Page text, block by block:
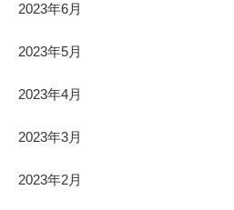
2023年6月
2023年5月
2023年4月
2023年3月
2023年2月